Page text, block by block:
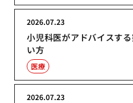
小児科医がアドバイスす
い方
2026.07.23
医療
2026.07.23